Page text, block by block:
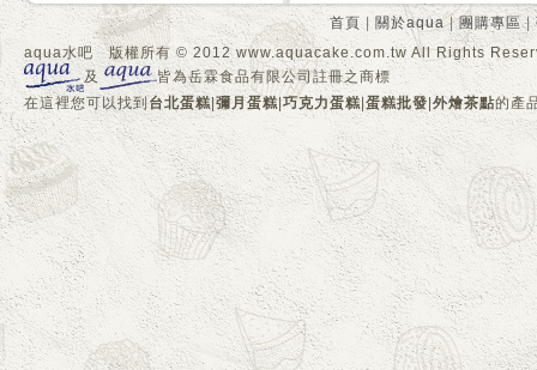
首頁| 關於aqua|團購專區|
aqua水吧 版權所有 © 2012 www.aquacake.com.tw All Rights
及
皆為岳霖食品有限公司註冊之商標
在這裡您可以找到台北蛋糕|彌月蛋糕|巧克力蛋糕|蛋糕批發 |外燴茶點的產